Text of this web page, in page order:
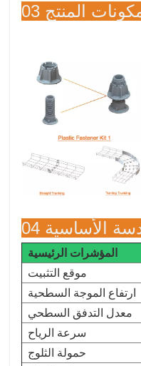
مكونات المنتج
الأساسية
المؤشرات الرئيسية
موقع التثبيت
ارتفاع الموجة السطحية
معدل التدفق السطحي
سرعة الرياح
حمولة الثلوج